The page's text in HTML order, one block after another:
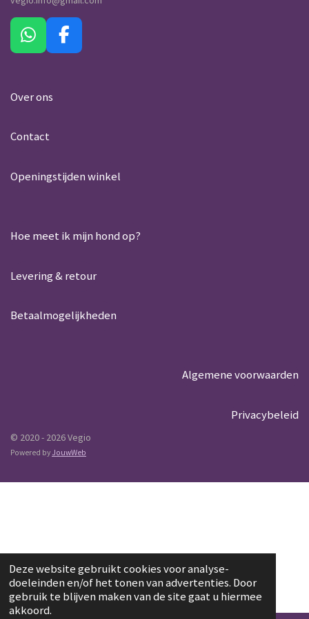
Deze website gebruikt cookies voor analyse-
doeleinden en/of het tonen van advertenties. Door
gebruik te blijven maken van de site gaat u hiermee
akkoord.
W
h
t
p
F
a
Over ons
Contact
Openingstijden winkel
Hoe meet ik mijn hond op?
Levering & retour
Betaalmogelijkheden
Algemene voorwaarden
Privacybeleid
© 2020 - 2026 Vegio
Powered by JouwWeb